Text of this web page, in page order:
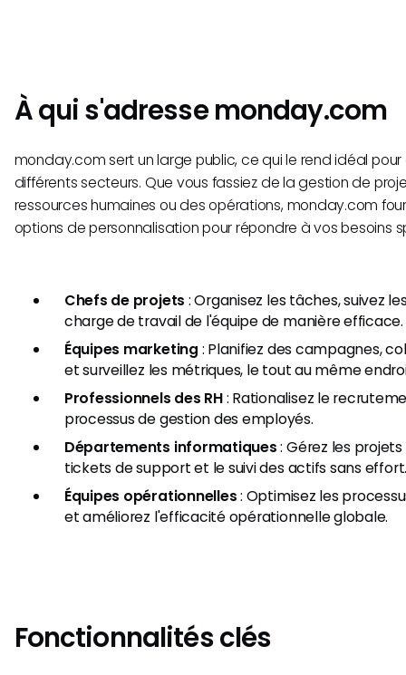
À qui s'adresse monday.com
monday.com sert un large public, ce qui le rend idéal
différents secteurs. Que vous fassiez de la gestion de
ressources humaines ou des opérations, monday.com
options de personnalisation pour répondre à vos besoins
Chefs de projets : Organisez les tâches, suivez
charge de travail de l'équipe de manière efficace.
Équipes marketing : Planifiez des campagnes,
et surveillez les métriques, le tout au même
Professionnels des RH: Rationalisez le
processus de gestion des employés.
Départements informatiques: Gérez les
tickets de support et le suivi des actifs sans
Équipes opérationnelles: Optimisez les
et améliorez l'efficacité opérationnelle globale.
Fonctionnalités clés